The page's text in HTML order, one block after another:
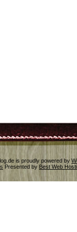
is proudly powered by
Presented by Best Web